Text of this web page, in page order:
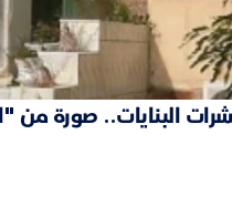
البنايات.. صورة من